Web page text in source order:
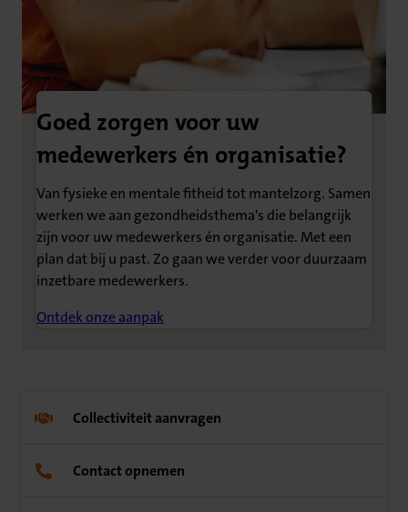
Goed zorgen voor uw
medewerkers én organisatie?
Van fysieke en mentale fitheid tot mantelzorg. Samen
werken we aan gezondheidsthema's die belangrijk
zijn voor uw medewerkers én organisatie. Met een
plan dat bij u past. Zo gaan we verder voor duurzaam
inzetbare medewerkers.
Ontdek onze aanpak
Collectiviteit aanvragen
Contact opnemen